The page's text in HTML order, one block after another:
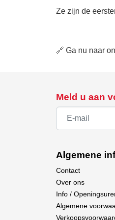
Ze zijn de
🔗 Ga nu naar
Meld u aan
Algemene
Contact
Over ons
Info /
Algemene